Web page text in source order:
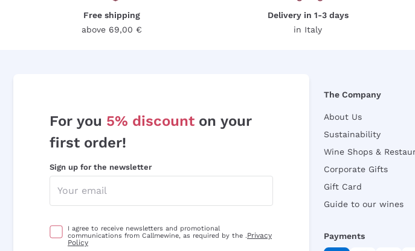
Free shipping
above 69,00 €
Delivery in 1-3 days
in Italy
For you 5% discount on your
first order!
Sign up for the newsletter
I agree to receive newsletters and promotional
communications from Callmewine, as required by the .Privacy
Policy
The Company
About Us
Sustainability
Wine Shops &
Corporate Gifts
Gift Card
Guide to our wines
Payments